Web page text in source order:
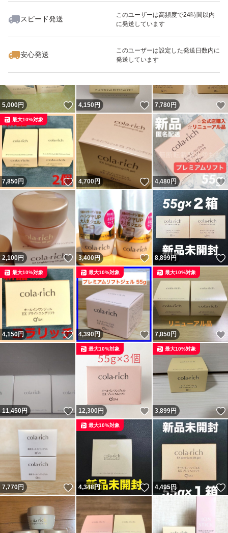
スピード発送
このユーザーは高頻度で24時間以内
に発送しています
安心発送
このユーザーは設定した発送日数内に
発送しています
いいね！
4,350
5,000円 いいね！
4,150円 いいね！
7,780円
7,850円 いいね！
最大10%対象
4,700円 いいね！
4,480円
2,100円 いいね！
3,400円 いいね！
8,899円
4,150円 いいね！
最大10%対象
4,390円 いいね！
最大10%対象
7,850円
最大10%対象
11,450円 いいね！
12,300円 いいね！
最大10%対象
3,899円
最大10%対象
7,770円 いいね！
4,348円 いいね！
最大10%対象
4,495円